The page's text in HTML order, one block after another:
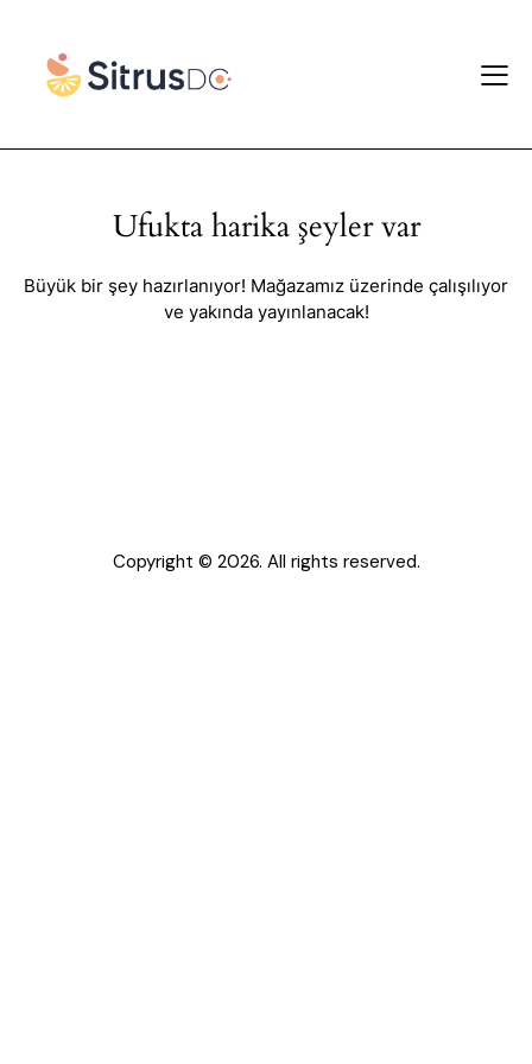
Ufukta harika şeyler var
Büyük bir şey hazırlanıyor! Mağazamız üzerinde çalışılıyor
ve yakında yayınlanacak!
Copyright © 2026. All rights reserved.